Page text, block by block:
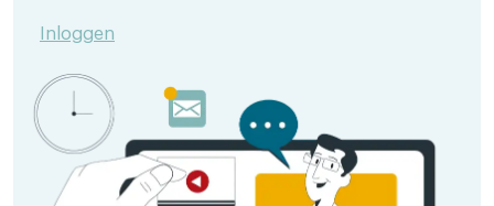
Inloggen